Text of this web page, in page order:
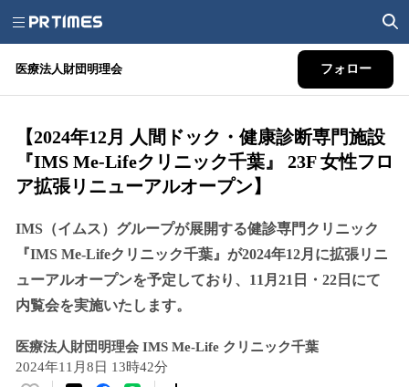
医療法人財団明理会 フォロー
【2024年12月 人間ドック・健康診断専門施設
『IMS Me-Lifeクリニック千葉』 23F 女性フロ
ア拡張リニューアルオープン】
IMS（イムス）グループが展開する健診専門クリニック
『IMS Me-Lifeクリニック千葉』が2024年12月に拡張リニ
ューアルオープンを予定しており、11月21日・22日にて
内覧会を実施いたします。
医療法人財団明理会 IMS Me-Life クリニック千葉
2024年11月8日 13時42分